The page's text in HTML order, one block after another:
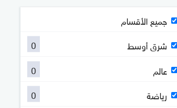
جميع الأقسام
شرق أوسط
0
عالم
0
رياضة
0